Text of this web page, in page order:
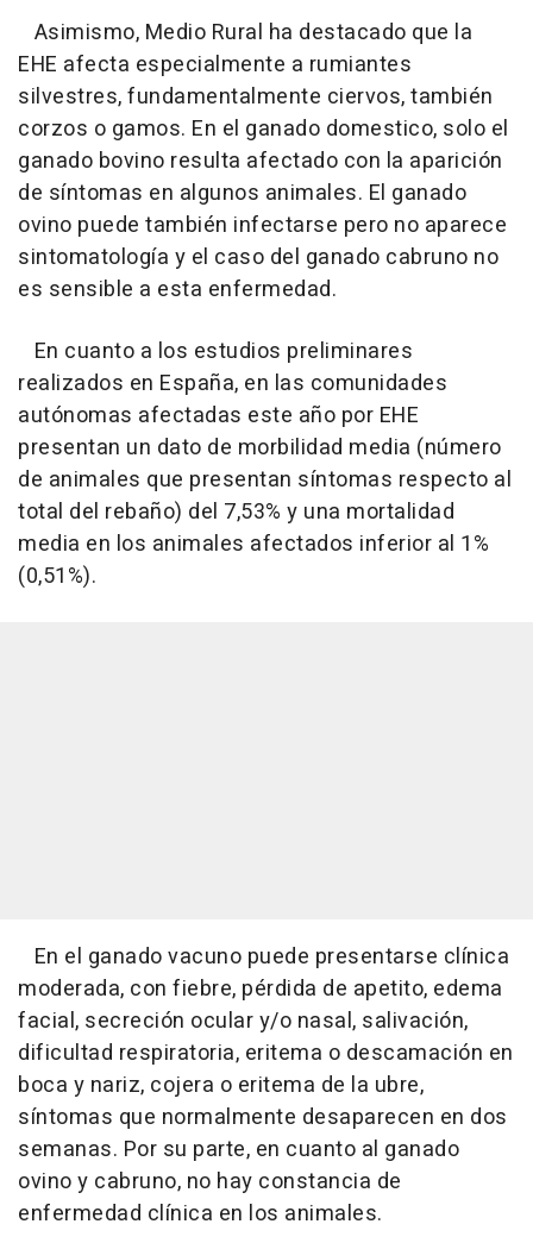
Asimismo, Medio Rural ha destacado que la
EHE afecta especialmente a rumiantes
silvestres, fundamentalmente ciervos, también
corzos o gamos. En el ganado domestico, solo el
ganado bovino resulta afectado con la aparición
de síntomas en algunos animales. El ganado
ovino puede también infectarse pero no aparece
sintomatología y el caso del ganado cabruno no
es sensible a esta enfermedad.
En cuanto a los estudios preliminares
realizados en España, en las comunidades
autónomas afectadas este año por EHE
presentan un dato de morbilidad media (número
de animales que presentan síntomas respecto al
total del rebaño) del 7,53% y una mortalidad
media en los animales afectados inferior al 1%
(0,51%).
En el ganado vacuno puede presentarse clínica
moderada, con fiebre, pérdida de apetito, edema
facial, secreción ocular y/o nasal, salivación,
dificultad respiratoria, eritema o descamación en
boca y nariz, cojera o eritema de la ubre,
síntomas que normalmente desaparecen en dos
semanas. Por su parte, en cuanto al ganado
ovino y cabruno, no hay constancia de
enfermedad clínica en los animales.